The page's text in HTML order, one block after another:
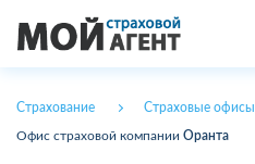
Страхование Страховые офисы
Офис страховой компании Оранта